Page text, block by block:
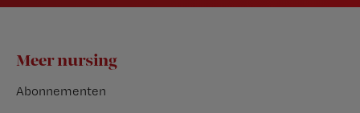
Footer
Meer nursing
Abonnementen